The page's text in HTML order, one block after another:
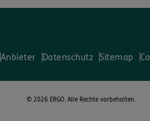
Anbieter Datenschutz Sitemap
© 2026 ERGO. Alle Rechte vorbehalten.